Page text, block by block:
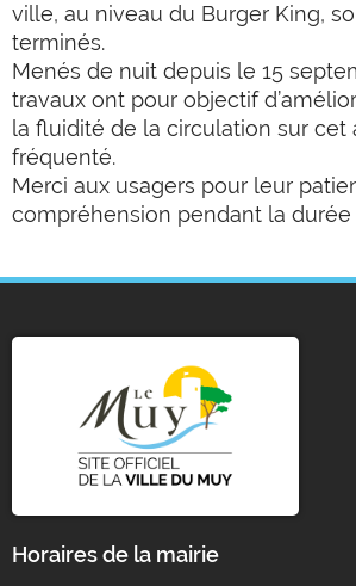
ville, au niveau du Burger King,
terminés.
Menés de nuit depuis le 15
travaux ont pour objectif
la fluidité de la circulation sur cet
fréquenté.
Merci aux usagers pour leur
compréhension pendant la durée
Horaires de la mairie